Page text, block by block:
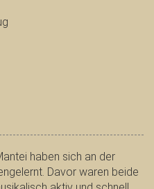
haben sich an der
Davor waren beide